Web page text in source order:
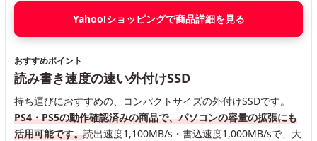
Yahoo!ショッピングで商品詳細を見る
おすすめポイント
読み書き速度の速い外付けSSD
持ち運びにおすすめの、コンパクトサイズの外付けSSDです。
PS4・PS5の動作確認済みの商品で、パソコンの容量の拡張にも
活用可能です。読出速度1,100MB/s・書込速度1,000MB/sで、大